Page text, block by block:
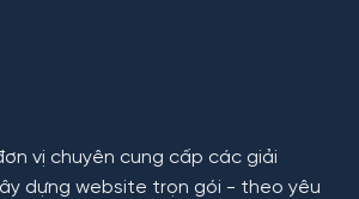
vị chuyên cung cấp các giải
dựng website trọn gói - theo yêu